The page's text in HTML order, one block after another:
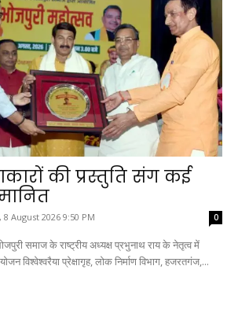
की प्रस्तुति संग कई
8 August 2026 9:50 PM 0
समाज के राष्ट्रीय अध्यक्ष प्रभुनाथ राय के नेतृत्व में
विश्वेश्वरैया प्रेक्षागृह, लोक निर्माण विभाग, हजरतगंज,...